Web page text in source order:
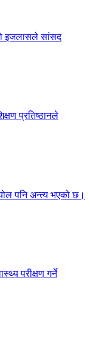
इजलासले सांसद
प्रतिष्ठानले
पनि अन्त्य भएको छ।
परीक्षण गर्ने